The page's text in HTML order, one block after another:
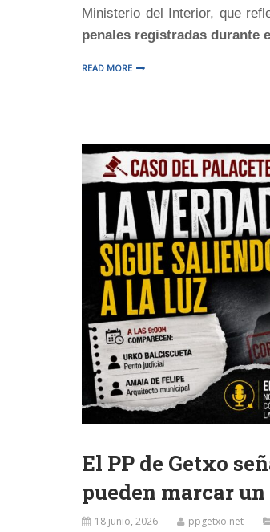
Ministerio del Interior, que
penales registradas durante
READ MORE
El PP de Getxo
pueden marcar
18 junio, 2026 ppgetxo.net